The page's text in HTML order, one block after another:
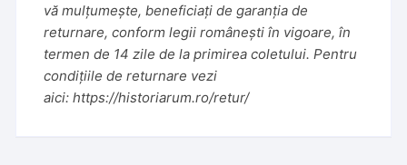
vă mulțumește, beneficiați de garanția de
returnare, conform legii românești în vigoare, în
termen de 14 zile de la primirea coletului. Pentru
condițiile de returnare vezi
aici:https://historiarum.ro/retur/